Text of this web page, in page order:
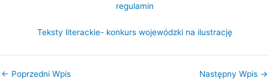
regulamin
Teksty literackie- konkurs wojewódzki na ilustrację
← Poprzedni Wpis Następny Wpis →